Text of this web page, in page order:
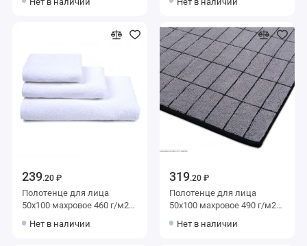
Донецкая мануфактура Da
Донецкая мануфактура Da
239.20 ₽
Полотенце для лица
50х100 махровое 460 г/м2
Донецкая мануфактура Da
Нет в наличии
319.20 ₽
Полотенце для лица
50х100 махровое 490 г/м2
Нет в наличии